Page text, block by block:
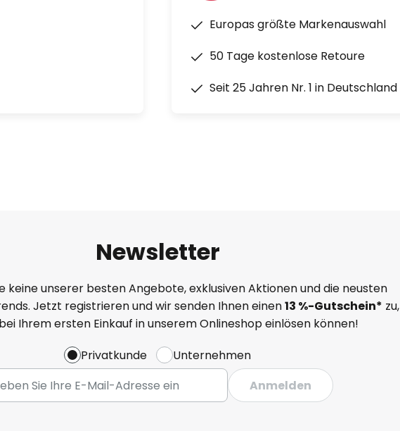
Europas größte Markenauswahl
50 Tage kostenlose Retoure
Seit 25 Jahren Nr. 1 in Deutschland
Newsletter
keine unserer besten Angebote, exklusiven Aktionen und die neusten
Jetzt registrieren und wir senden Ihnen einen13 %-Gutschein* zu,
Ihrem ersten Einkauf in unserem Onlineshop einlösen können!
Privatkunde
Unternehmen
Anmelden